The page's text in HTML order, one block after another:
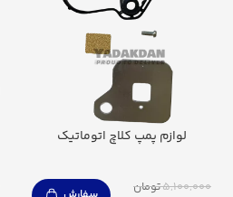
لوازم پمپ کلاچ اتوماتیک
5,100,000تومان